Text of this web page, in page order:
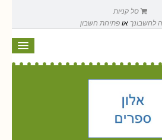
סל קניות
לחשבונך אופתיחת חשבון